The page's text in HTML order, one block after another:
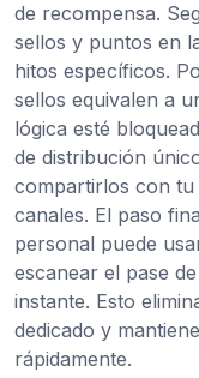
de recompensa.
sellos y puntos en
hitos específicos.
sellos equivalen a
lógica esté
de distribución
compartirlos con tu
canales. El paso
personal puede
escanear el pase
instante. Esto
dedicado y
rápidamente.